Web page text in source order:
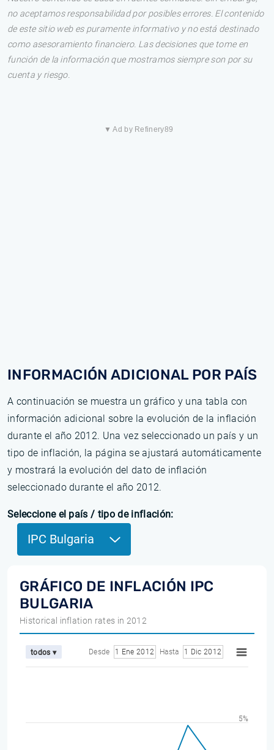
no aceptamos responsabilidad por posibles errores. El contenido
de este sitio web es puramente informativo y no está destinado
como asesoramiento financiero. Las decisiones que tome en
función de la información que mostramos siempre son por su
cuenta y riesgo.
▼ Ad by Refinery89
INFORMACIÓN ADICIONAL POR PAÍS
A continuación se muestra un gráfico y una tabla con
información adicional sobre la evolución de la inflación
durante el año 2012. Una vez seleccionado un país y un
tipo de inflación, la página se ajustará automáticamente
y mostrará la evolución del dato de inflación
seleccionado durante el año 2012.
Seleccione el país / tipo de inflación:
IPC Bulgaria
GRÁFICO DE INFLACIÓN IPC
BULGARIA
Historical inflation rates in 2012
todos ▾ Desde 1 Ene 2012 Hasta 1 Dic 2012
5%